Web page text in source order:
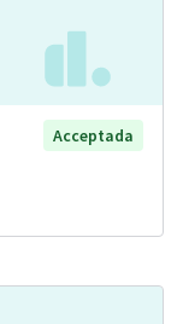
Acceptada